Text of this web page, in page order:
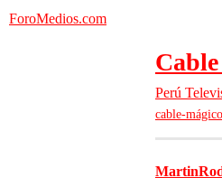
ForoMedios.com
Perú
cable-mágico